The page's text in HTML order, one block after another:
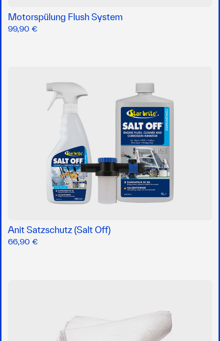
Motorspülung Flush System
99,90 €
Anit Satzschutz (Salt Off)
66,90 €